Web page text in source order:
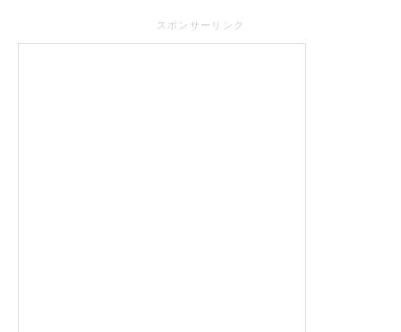
スポンサーリンク